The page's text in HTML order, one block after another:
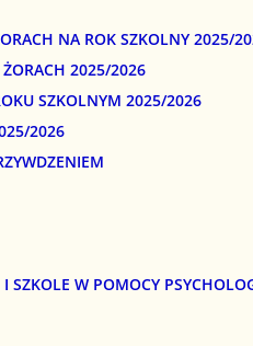
NA ROK SZKOLNY 2025/
ŻORACH 2025/2026
SZKOLNYM 2025/2026
2026
SZKOLE W POMOCY